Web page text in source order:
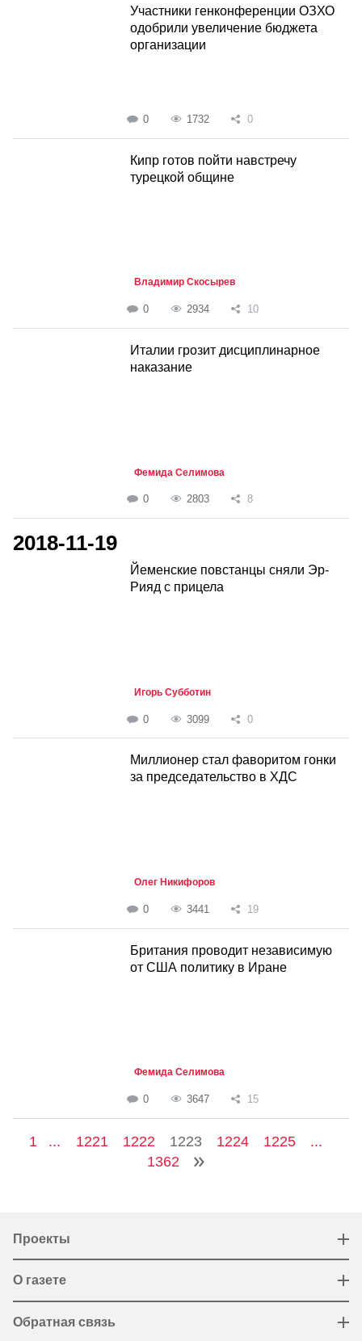
Участники генконференции ОЗХО
одобрили увеличение бюджета
организации
0 1732 0
Кипр готов пойти навстречу
турецкой общине
Владимир Скосырев
0 2934 10
Италии грозит дисциплинарное
наказание
Фемида Селимова
0 2803 8
2018-11-19
Йеменские повстанцы сняли Эр-
Рияд с прицела
Игорь Субботин
0 3099 0
Миллионер стал фаворитом гонки
за председательство в ХДС
Олег Никифоров
0 3441 19
Британия проводит независимую
от США политику в Иране
Фемида Селимова
0 3647 15
1 ... 1221 1222 1223 1224 1225
...
1362
Проекты
О газете
Обратная связь